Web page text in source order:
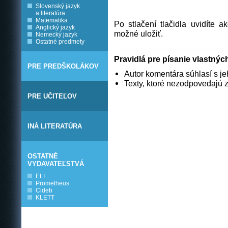
Slovenský jazyk
a literatúra
Matematika
Anglický jazyk
Nemecký jazyk
Ostatné predmety
PRE PREDŠKOLÁKOV
PRE UČITEĽOV
INÁ LITERATÚRA
OSTATNÉ
VYDAVATEĽSTVÁ
ELI
Prometheus
Cideb
KLETT
Po stlačení tlačidla uvidíte
možné uložiť.
Pravidlá pre písanie
Autor komentára súhlasí s
Texty, ktoré nezodpovedajú